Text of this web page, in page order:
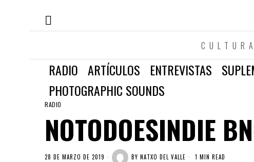
RADIO ARTÍCULOS ENTREVISTAS
PHOTOGRAPHIC SOUNDS
RADIO
NOTODOESINDIE
28 DE MARZO DE 2019 BY NATXO DEL VALLE 1 MIN READ